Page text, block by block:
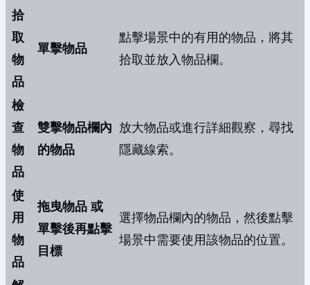
拾
取
物
品
單擊物品
點擊場景中的有用的物品，將其
拾取並放入物品欄。
檢
查
物
品
雙擊物品欄內
的物品
放大物品或進行詳細觀察，尋找
隱藏線索。
使
用
物
品
拖曳物品 或
單擊後再點擊
目標
選擇物品欄內的物品，然後點擊
場景中需要使用該物品的位置。